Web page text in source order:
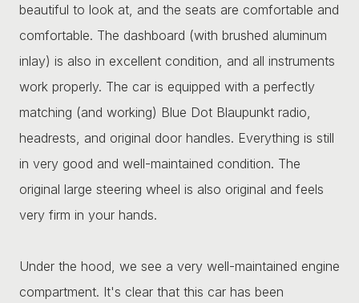
beautiful to look at, and the seats are comfortable and
comfortable. The dashboard (with brushed aluminum
inlay) is also in excellent condition, and all instruments
work properly. The car is equipped with a perfectly
matching (and working) Blue Dot Blaupunkt radio,
headrests, and original door handles. Everything is still
in very good and well-maintained condition. The
original large steering wheel is also original and feels
very firm in your hands.
Under the hood, we see a very well-maintained engine
compartment. It's clear that this car has been